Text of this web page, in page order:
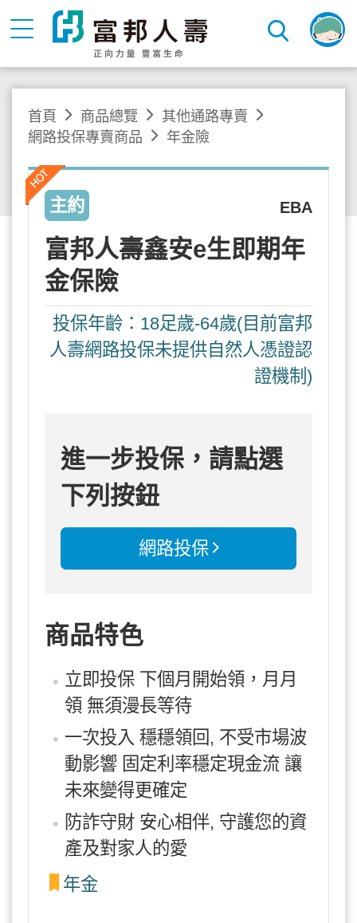
首頁 商品總覽
其他通路專賣
網路投保專賣商品
年金險
主約 EBA
富邦人壽鑫安e生即期年
金保險
投保年齡：18足歲-64歲(目前富邦
人壽網路投保未提供自然人憑證認
證機制)
進一步投保，請點選
下列按鈕
網路投保
商品特色
立即投保 下個月開始領，月月
領 無須漫長等待
一次投入 穩穩領回, 不受市場波
動影響 固定利率穩定現金流 讓
未來變得更確定
防詐守財 安心相伴, 守護您的資
產及對家人的愛
年金